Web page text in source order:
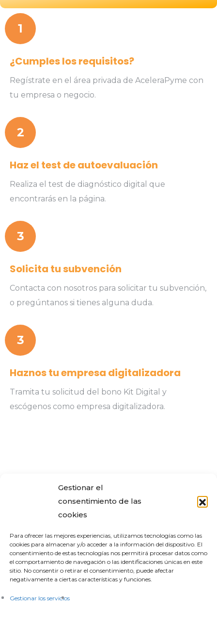
Gestionar el
consentimiento de las
cookies
Para ofrecer las mejores experiencias, utilizamos tecnologías como las
cookies para almacenar y/o acceder a la información del dispositivo. El
consentimiento de estas tecnologías nos permitirá procesar datos como
el comportamiento de navegación o las identificaciones únicas en este
sitio. No consentir o retirar el consentimiento, puede afectar
negativamente a ciertas características y funciones.
Gestionar los servicios
1
¿Cumples los requisitos?
Regístrate en el área privada de AceleraPyme con
tu empresa o negocio.
2
Haz el test de autoevaluación
Realiza el test de diagnóstico digital que
encontrarás en la página.
3
Solicita tu subvención
Contacta con nosotros para solicitar tu subvención,
o pregúntanos si tienes alguna duda.
3
Haznos tu empresa digitalizadora
Tramita tu solicitud del bono Kit Digital y
escógenos como empresa digitalizadora.
Aviso Legal
Política de privacidad
Política de Cookies
Tarifas